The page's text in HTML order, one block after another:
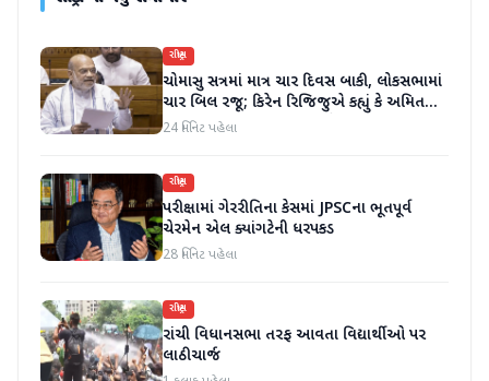
રાષ્ટ્રીય
ચોમાસુ સત્રમાં માત્ર ચાર દિવસ બાકી, લોકસભામાં
ચાર બિલ રજૂ; કિરેન રિજિજુએ કહ્યું કે અમિત
શાહ ચર્ચા પછી જવાબ આપશે
24 મિનિટ પહેલા
રાષ્ટ્રીય
પરીક્ષામાં ગેરરીતિના કેસમાં JPSCના ભૂતપૂર્વ
ચેરમેન એલ ક્યાંગટેની ધરપકડ
28 મિનિટ પહેલા
રાષ્ટ્રીય
રાંચી વિધાનસભા તરફ આવતા વિદ્યાર્થીઓ પર
લાઠીચાર્જ